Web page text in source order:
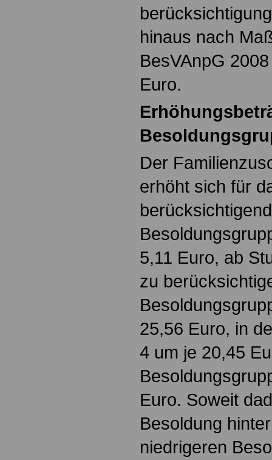
hinaus nach
BesVAnpG
Euro.
Der
erhöht sich für
5,11 Euro, ab
zu
25,56 Euro, in
4 um je 20,45
Euro. Soweit
Besoldung
niedrigeren